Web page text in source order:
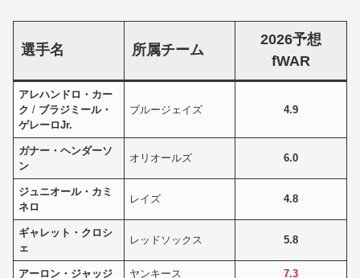
選手名 所属チーム
2026予想
fWAR
アレハンドロ・カー
ク/ ブラジミール・
ゲレーロJr.
ブルージェイズ 4.9
ガナー・ヘンダーソ
ン
オリオールズ 6.0
ジュニオール・カミ
ネロ
レイズ 4.8
ギャレット・クロシ
ェ
レッドソックス 5.8
アーロン・ジャッジ ヤンキース 7.3